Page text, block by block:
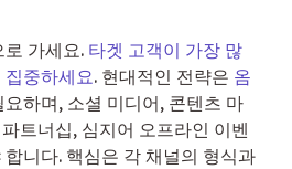
가세요. 타겟 고객이 가장 많
집중하세요. 현대적인 전략은 옴
요하며, 소셜 미디어, 콘텐츠 마
트너십, 심지어 오프라인 이벤
니다. 핵심은 각 채널의 형식과